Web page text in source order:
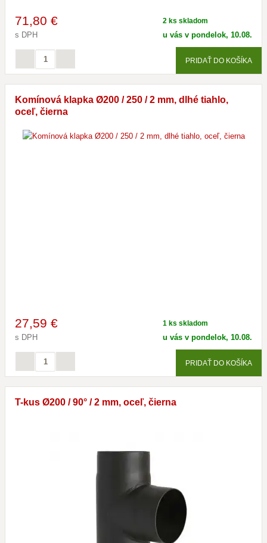
71,80 €
s DPH
2 ks skladom
u vás v pondelok, 10.08.
PRIDAŤ DO KOŠÍKA
Komínová klapka Ø200 / 250 / 2 mm, dlhé tiahlo,
oceľ, čierna
27,59 €
s DPH
1 ks skladom
u vás v pondelok, 10.08.
PRIDAŤ DO KOŠÍKA
T-kus Ø200 / 90° / 2 mm, oceľ, čierna